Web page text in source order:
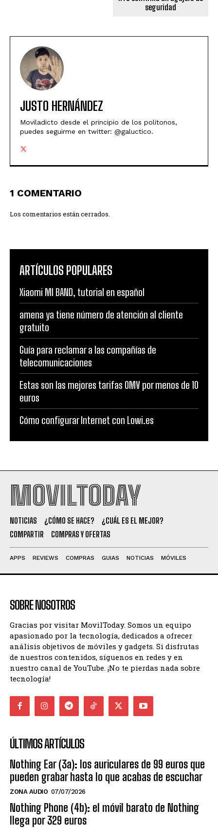
seguridad
JUSTO HERNÁNDEZ
Moviladicto desde el principio de los politonos,
puedes seguirme en twitter: @galuctico.
1 COMENTARIO
Los comentarios están cerrados.
ARTÍCULOS POPULARES
Xiaomi MI BAND, tutorial en español
amena ya tiene número de atención al cliente
gratuito
Guía para reclamar a las compañías de
telecomunicaciones
Estas son las mejores tarifas OMV por menos de 10
euros
Cómo configurar Internet con Lowi.es
MOVILTODAY
NOTICIAS ¿CÓMO SE HACE?
¿CUÁL ES EL MEJOR?
COMPARTIR
COMPRAS Y OFERTAS
APPS REVIEWS COMPRAS GUIAS NOTICIAS MÓVILES
SOBRE NOSOTROS
Gracias por visitar MovilToday. Somos un equipo
apasionado por la tecnología, dedicados a ofrecer
análisis objetivos de móviles y gadgets. Si disfrutas
de nuestros contenidos, síguenos en redes y en
nuestro canal de YouTube. ¡No te pierdas nada sobre
tecnología!
ÚLTIMOS ARTÍCULOS
Nothing Ear (3a): los auriculares de 99 euros que
pueden grabar hasta lo que acabas de escuchar
ZONA AUDIO 07/07/2026
Nothing Phone (4b): el móvil barato de Nothing
llega por 329 euros